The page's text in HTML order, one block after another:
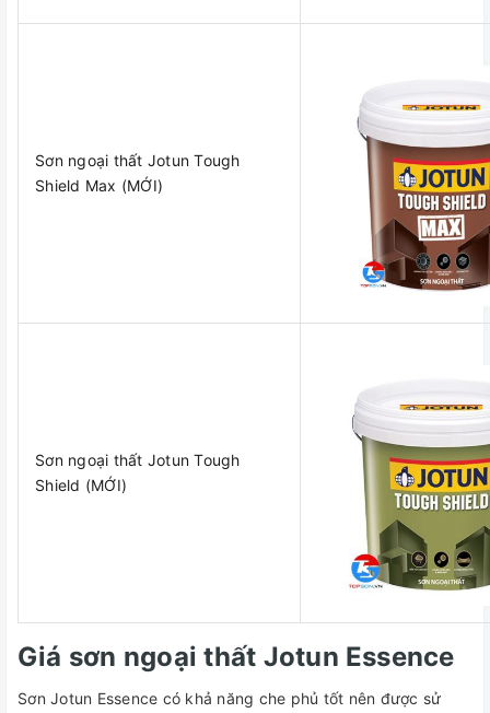
Sơn ngoại thất Jotun Tough
Shield Max (MỚI)
Sơn ngoại thất Jotun Tough
Shield (MỚI)
Giá sơn ngoại thất Jotun Essence
Sơn Jotun Essence có khả năng che phủ tốt nên được sử